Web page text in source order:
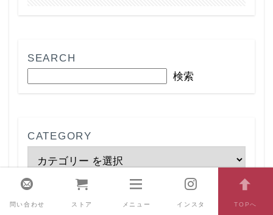
SEARCH
検索
CATEGORY
問い合わせ ストア メニュー インスタ TOPへ